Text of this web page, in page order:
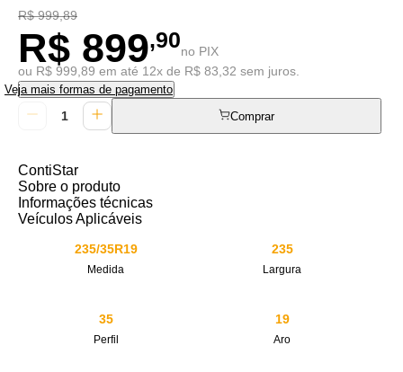
R$ 999,89
R$ 899,90no PIX
ou R$ 999,89 em até 12x de R$ 83,32 sem juros.
Veja mais formas de pagamento
Comprar
ContiStar
Sobre o produto
Informações técnicas
Veículos Aplicáveis
235/35R19
Medida
235
Largura
35
Perfil
19
Aro